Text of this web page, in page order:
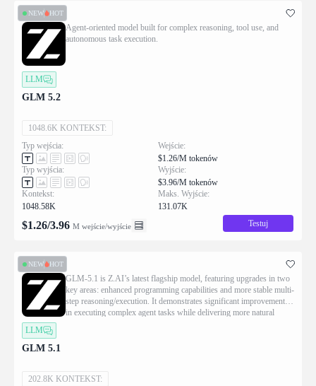
NEW HOT
Agent-oriented model built for complex reasoning, tool use, and
autonomous task execution.
LLM
GLM 5.2
1048.6K KONTEKST:
Typ wejścia:
Typ wyjścia:
Kontekst:
1048.58K
Wejście:
$1.26/M tokenów
Wyjście:
$3.96/M tokenów
Maks. Wyjście:
131.07K
$1.26/3.96 M wejście/wyjście Testuj
NEW HOT
GLM-5.1 is Z.AI’s latest flagship model, featuring upgrades in two
key areas: enhanced programming capabilities and more stable multi-
step reasoning/execution. It demonstrates significant improvements
in executing complex agent tasks while delivering more natural
LLM
GLM 5.1
202.8K KONTEKST: